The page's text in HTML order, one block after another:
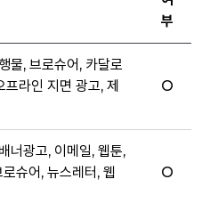
부
물, 브로슈어, 카달로
프라인 지면 광고, 제
O
너광고, 이메일, 웹툰,
슈어, 뉴스레터, 웹
O